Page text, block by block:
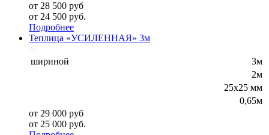
от 28 500 руб
от 24 500 руб.
Подробнее
Теплица «УСИЛЕННАЯ» 3м
шириной
3м
2м
25x25 мм
0,65м
от 29 000 руб
от 25 000 руб.